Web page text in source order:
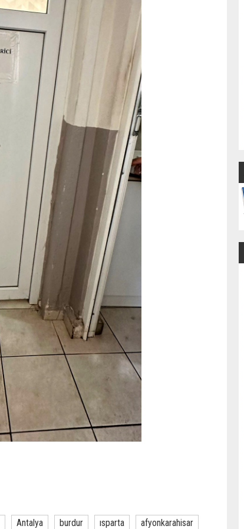
Antalya burdur ısparta afyonkarahisar